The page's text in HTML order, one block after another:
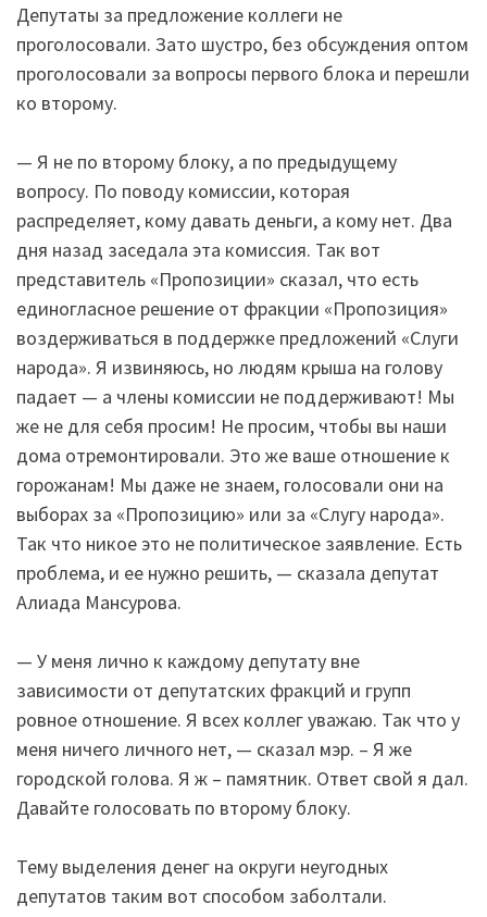
Депутаты за предложение коллеги не
проголосовали. Зато шустро, без обсуждения оптом
проголосовали за вопросы первого блока и перешли
ко второму.
— Я не по второму блоку, а по предыдущему
вопросу. По поводу комиссии, которая
распределяет, кому давать деньги, а кому нет. Два
дня назад заседала эта комиссия. Так вот
представитель «Пропозиции» сказал, что есть
единогласное решение от фракции «Пропозиция»
воздерживаться в поддержке предложений «Слуги
народа». Я извиняюсь, но людям крыша на голову
падает — а члены комиссии не поддерживают! Мы
же не для себя просим! Не просим, чтобы вы наши
дома отремонтировали. Это же ваше отношение к
горожанам! Мы даже не знаем, голосовали они на
выборах за «Пропозицию» или за «Слугу народа».
Так что никое это не политическое заявление. Есть
проблема, и ее нужно решить, — сказала депутат
Алиада Мансурова.
— У меня лично к каждому депутату вне
зависимости от депутатских фракций и групп
ровное отношение. Я всех коллег уважаю. Так что у
меня ничего личного нет, — сказал мэр. – Я же
городской голова. Я ж – памятник. Ответ свой я дал.
Давайте голосовать по второму блоку.
Тему выделения денег на округи неугодных
депутатов таким вот способом заболтали.